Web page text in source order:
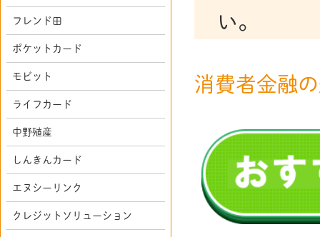
い。
消費者金融
フレンド田
ポケットカード
モビット
ライフカード
中野殖産
しんきんカード
エヌシーリンク
クレジットソリューション